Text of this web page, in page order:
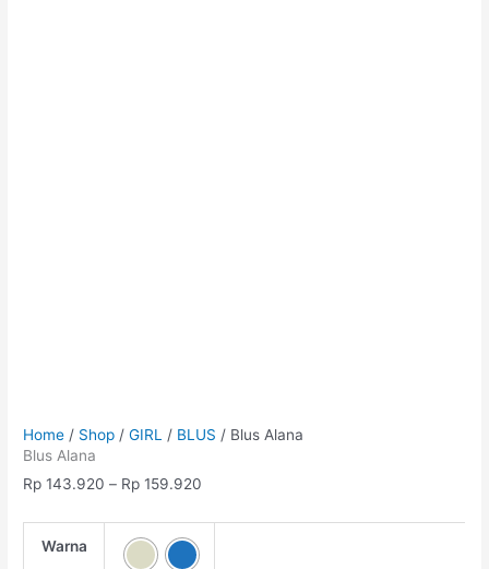
Home / Shop /GIRL / BLUS / Blus Alana
Blus Alana
Rp 143.920 – Rp 159.920
Warna